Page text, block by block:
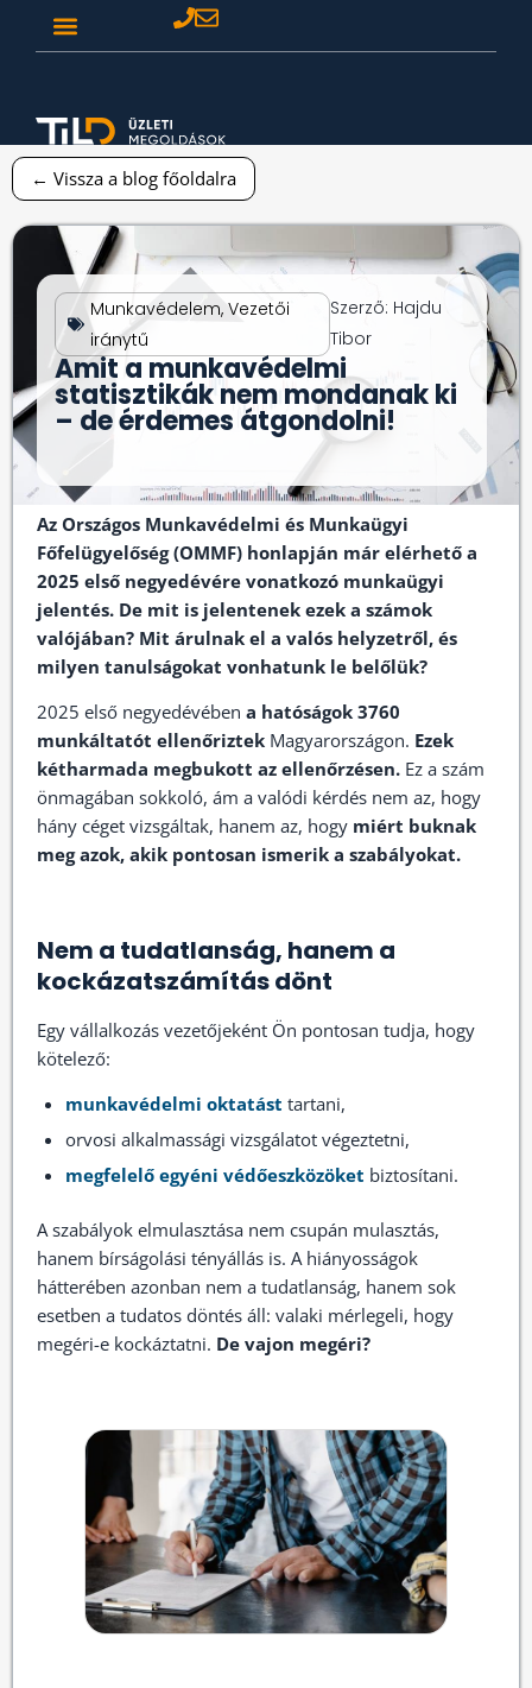
← Vissza a blog főoldalra
Munkavédelem, Vezetői
iránytű
Szerző: Hajdu
Tibor
Amit a munkavédelmi
statisztikák nem mondanak ki
– de érdemes átgondolni!
Az Országos Munkavédelmi és Munkaügyi
Főfelügyelőség (OMMF) honlapján már elérhető a
2025 első negyedévére vonatkozó munkaügyi
jelentés. De mit is jelentenek ezek a számok
valójában? Mit árulnak el a valós helyzetről, és
milyen tanulságokat vonhatunk le belőlük?
2025 első negyedévében a hatóságok 3760
munkáltatót ellenőriztek Magyarországon. Ezek
kétharmada megbukott az ellenőrzésen. Ez a szám
önmagában sokkoló, ám a valódi kérdés nem az, hogy
hány céget vizsgáltak, hanem az, hogy miért buknak
meg azok, akik pontosan ismerik a szabályokat.
Nem a tudatlanság, hanem a
kockázatszámítás dönt
Egy vállalkozás vezetőjeként Ön pontosan tudja, hogy
kötelező:
munkavédelmi oktatást tartani,
orvosi alkalmassági vizsgálatot végeztetni,
megfelelő egyéni védőeszközöket biztosítani.
A szabályok elmulasztása nem csupán mulasztás,
hanem bírságolási tényállás is. A hiányosságok
hátterében azonban nem a tudatlanság, hanem sok
esetben a tudatos döntés áll: valaki mérlegeli, hogy
megéri-e kockáztatni. De vajon megéri?